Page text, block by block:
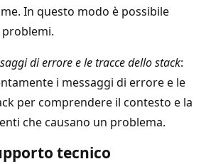
In questo modo è possibile
di errore e le tracce dello stack:
i messaggi di errore e le
per comprendere il contesto e la
che causano un problema.
tecnico